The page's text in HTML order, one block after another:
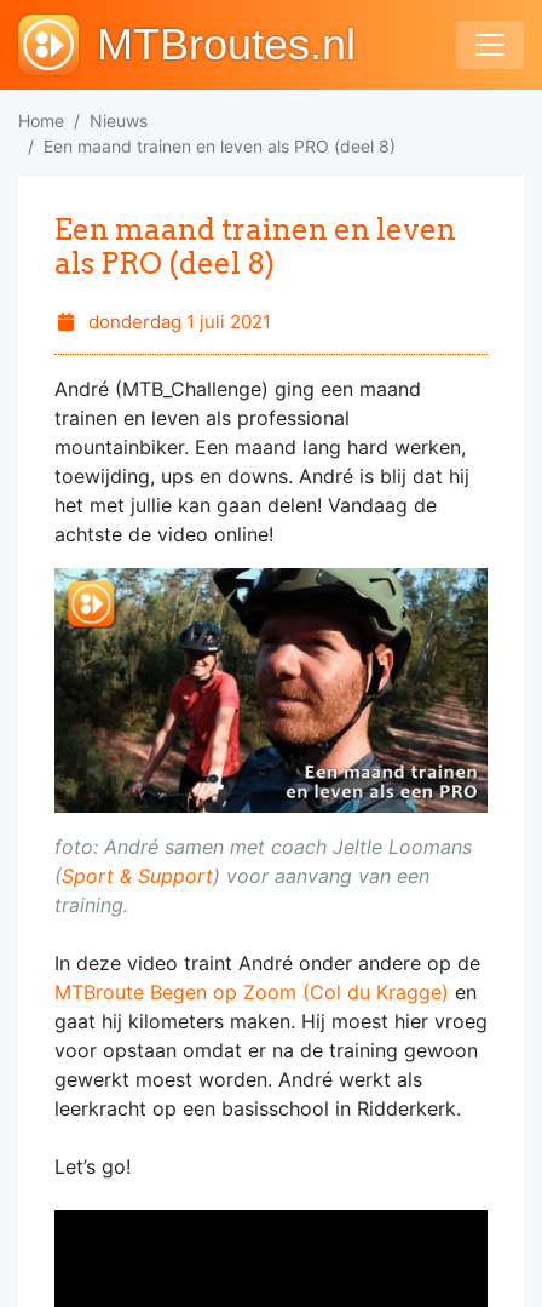
MTBroutes.nl
Home
Nieuws
Een maand trainen en leven als PRO (deel 8)
Een maand trainen en leven
als PRO (deel 8)
donderdag 1 juli 2021
André (MTB_Challenge) ging een maand
trainen en leven als professional
mountainbiker. Een maand lang hard werken,
toewijding, ups en downs. André is blij dat hij
het met jullie kan gaan delen! Vandaag de
achtste de video online!
foto: André samen met coach Jeltle Loomans
(Sport & Support) voor aanvang van een
training.
In deze video traint André onder andere op de
MTBroute Begen op Zoom (Col du Kragge) en
gaat hij kilometers maken. Hij moest hier vroeg
voor opstaan omdat er na de training gewoon
gewerkt moest worden. André werkt als
leerkracht op een basisschool in Ridderkerk.
Let’s go!